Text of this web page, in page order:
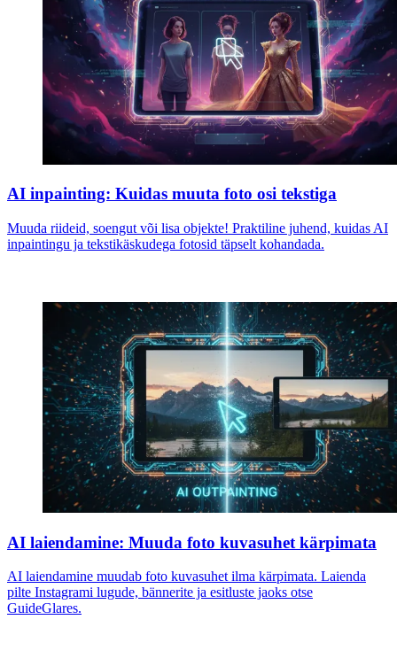
AI inpainting: Kuidas muuta foto osi tekstiga
Muuda riideid, soengut või lisa objekte! Praktiline juhend, kuidas AI
inpaintingu ja tekstikäskudega fotosid täpselt kohandada.
AI laiendamine: Muuda foto kuvasuhet kärpimata
AI laiendamine muudab foto kuvasuhet ilma kärpimata. Laienda
pilte Instagrami lugude, bännerite ja esitluste jaoks otse
GuideGlares.